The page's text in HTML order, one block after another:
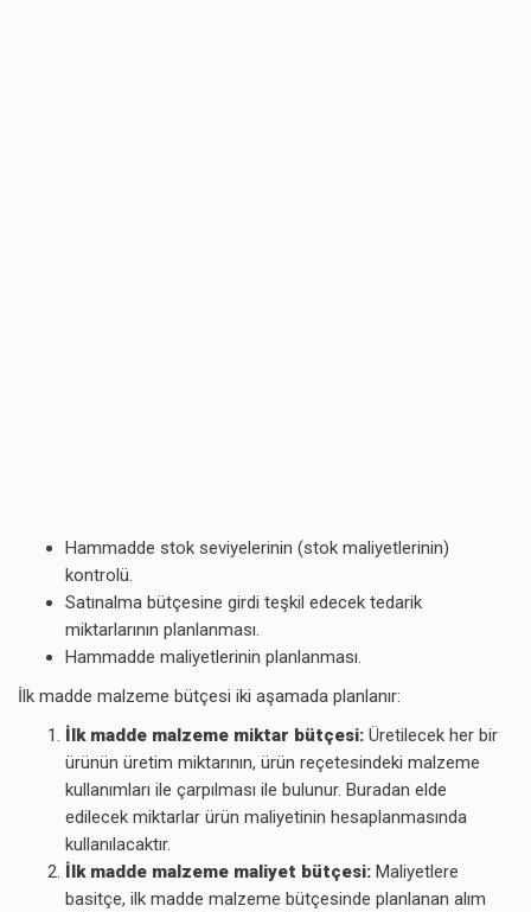
Hammadde stok seviyelerinin (stok maliyetlerinin)
kontrolü.
Satınalma bütçesine girdi teşkil edecek tedarik
miktarlarının planlanması.
Hammadde maliyetlerinin planlanması.
İlk madde malzeme bütçesi iki aşamada planlanır:
İlk madde malzeme miktar bütçesi: Üretilecek her bir
ürünün üretim miktarının, ürün reçetesindeki malzeme
kullanımları ile çarpılması ile bulunur. Buradan elde
edilecek miktarlar ürün maliyetinin hesaplanmasında
kullanılacaktır.
İlk madde malzeme maliyet bütçesi: Maliyetlere
basitçe, ilk madde malzeme bütçesinde planlanan alım